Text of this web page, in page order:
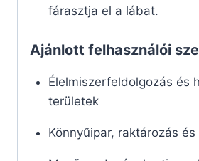
fárasztja el a lábat.
Ajánlott felhasználói
Élelmiszerfeldolgozás és
területek
Könnyűipar, raktározás